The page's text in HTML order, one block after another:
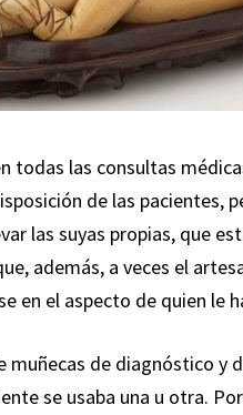
todas las consultas
de las pacientes,
las suyas propias, que
además, a veces el
en el aspecto de quien le
muñecas de diagnóstico y
se usaba una u otra.